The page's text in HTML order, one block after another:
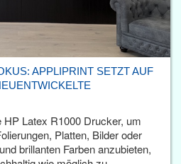
APPLIPRINT SETZT AUF
Latex R1000 Drucker, um
Platten, Bilder oder
brillanten Farben anzubieten,